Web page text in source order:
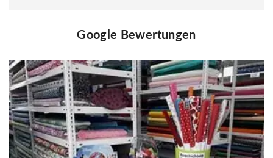
Google Bewertungen